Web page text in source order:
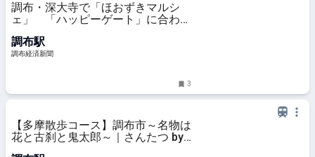
調布・深大寺で「ほおずきマルシ
ェ」 「ハッピーゲート」に合わせ
調布駅
調布経済新聞
3
【多摩散歩コース】調布市～名物は
花と古刹と鬼太郎～｜さんたつ by